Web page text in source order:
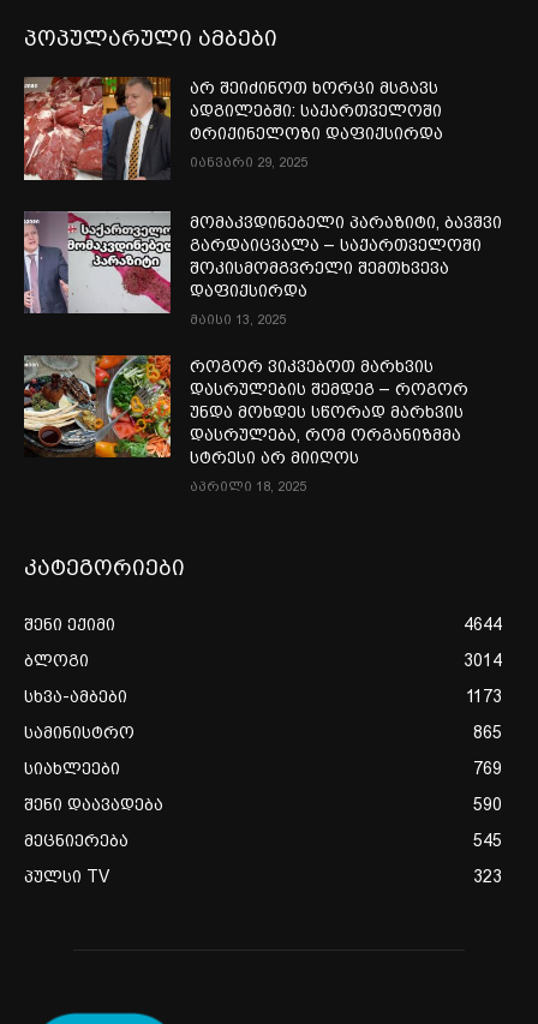
პოპულარული ამბები
არ შეიძინოთ ხორცი მსგავს
ადგილებში: საქართველოში
ტრიქინელოზი დაფიქსირდა
იანვარი 29, 2025
მომაკვდინებელი პარაზიტი, ბავშვი
გარდაიცვალა – საქართველოში
შოკისმომგვრელი შემთხვევა
დაფიქსირდა
მაისი 13, 2025
როგორ ვიკვებოთ მარხვის
დასრულების შემდეგ – როგორ
უნდა მოხდეს სწორად მარხვის
დასრულება, რომ ორგანიზმმა
სტრესი არ მიიღოს
აპრილი 18, 2025
კატეგორიები
შენი ექიმი
4644
ბლოგი
3014
სხვა-ამბები
1173
სამინისტრო
865
სიახლეები
769
შენი დაავადება
590
მეცნიერება
545
პულსი TV
323